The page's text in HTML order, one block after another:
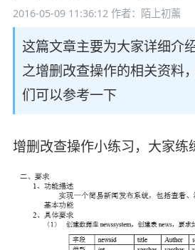
2016-05-09 11:36:12作者：陌上初薰
这篇文章主要为大家详细介
之增删改查操作的相关资料
们可以参考一下
增删改查操作小练习，大家练